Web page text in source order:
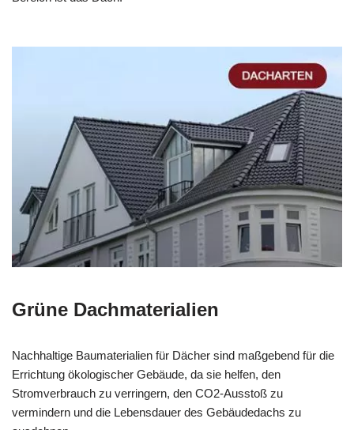
Grüne Dachmaterialien
Nachhaltige Baumaterialien für Dächer sind maßgebend für die
Errichtung ökologischer Gebäude, da sie helfen, den
Stromverbrauch zu verringern, den CO2-Ausstoß zu
vermindern und die Lebensdauer des Gebäudedachs zu